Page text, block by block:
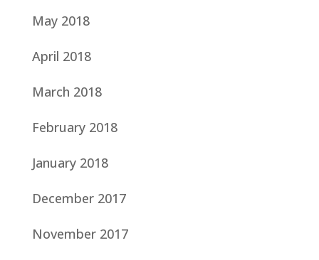
May 2018
April 2018
March 2018
February 2018
January 2018
December 2017
November 2017